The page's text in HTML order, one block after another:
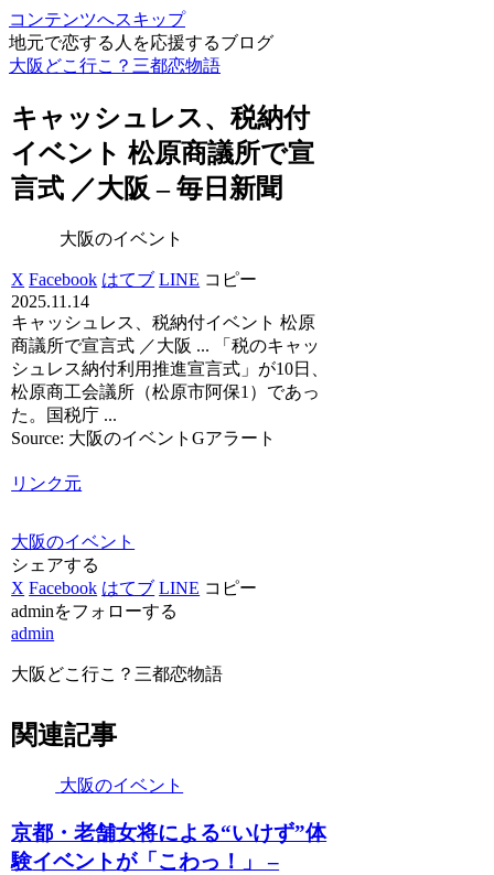
コンテンツへスキップ
地元で恋する人を応援するブログ
大阪どこ行こ？三都恋物語
キャッシュレス、税納付
イベント 松原商議所で宣
言式 ／大阪 – 毎日新聞
大阪のイベント
X Facebook はてブ LINE コピー
2025.11.14
キャッシュレス、税納付イベント 松原
商議所で宣言式 ／大阪 ... 「税のキャッ
シュレス納付利用推進宣言式」が10日、
松原商工会議所（松原市阿保1）であっ
た。国税庁 ...
Source: 大阪のイベントGアラート
リンク元
大阪のイベント
シェアする
X Facebook はてブ LINE コピー
adminをフォローする
admin
大阪どこ行こ？三都恋物語
関連記事
大阪のイベント
京都・老舗女将による“いけず”体
験イベントが「こわっ！」 –